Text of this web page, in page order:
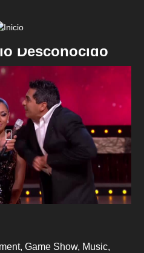
Desconocido
Game Show Music